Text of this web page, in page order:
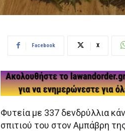
Facebook X
Φυτεία με 337 δενδρύλλια
σπιτιού του στον Αμπάβρη